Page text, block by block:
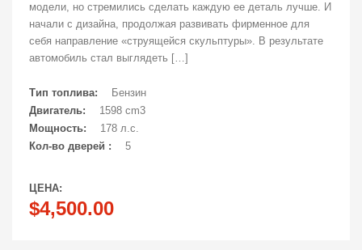
модели, но стремились сделать каждую ее деталь лучше. И
начали с дизайна, продолжая развивать фирменное для
себя направление «струящейся скульптуры». В результате
автомобиль стал выглядеть […]
Тип топлива:
Бензин
Двигатель:
1598 cm3
Мощность:
178 л.с.
Кол-во дверей :
5
ЦЕНА:
$4,500.00